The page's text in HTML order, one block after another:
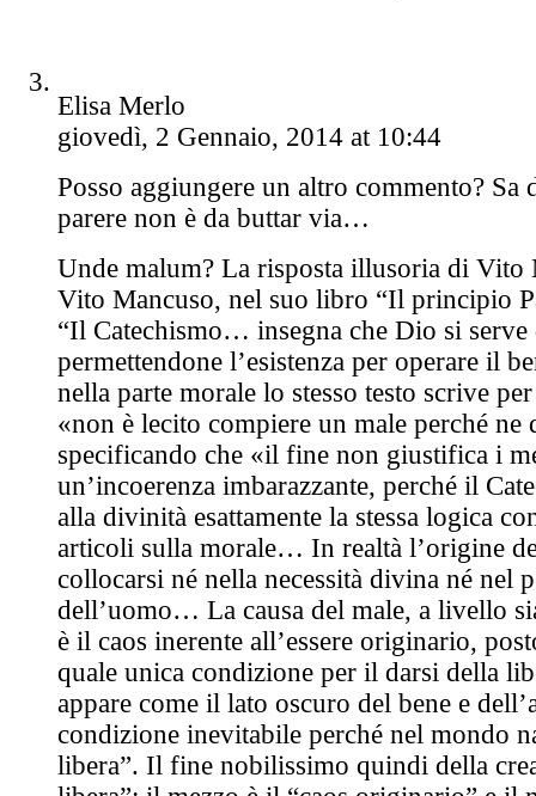
Elisa Merlo
giovedì, 2 Gennaio, 2014 at 10:44
Posso aggiungere un altro commento? Sa
parere non è da buttar via…
Unde malum? La risposta illusoria di Vito
Vito Mancuso, nel suo libro “Il principio
“Il Catechismo… insegna che Dio si serve
permettendone l’esistenza per operare il
nella parte morale lo stesso testo scrive
«non è lecito compiere un male perché ne
specificando che «il fine non giustifica i
un’incoerenza imbarazzante, perché il
alla divinità esattamente la stessa logica
articoli sulla morale… In realtà l’origine
collocarsi né nella necessità divina né nel
dell’uomo… La causa del male, a livello
è il caos inerente all’essere originario,
quale unica condizione per il darsi della
appare come il lato oscuro del bene e
condizione inevitabile perché nel mondo
libera”. Il fine nobilissimo quindi della